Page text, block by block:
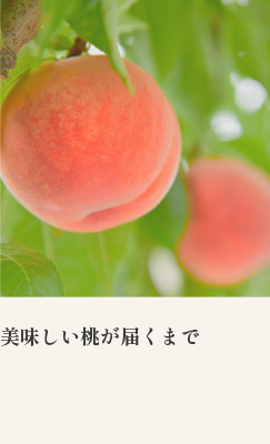
美味しい桃が届くまで